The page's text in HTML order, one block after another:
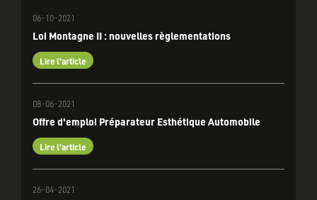
06-10-2021
Loi Montagne II : nouvelles règlementations
Lire l'article
08-06-2021
Offre d'emploi Préparateur Esthétique Automobile
Lire l'article
26-04-2021